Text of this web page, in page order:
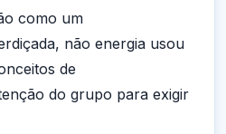
como um
não energia usou
de
do grupo para exigir